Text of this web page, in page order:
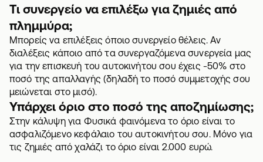
Τι συνεργείο να επιλέξω για ζημιές από
πλημμύρα;
Μπορείς να επιλέξεις όποιο συνεργείο θέλεις. Αν
διαλέξεις κάποιο από τα συνεργαζόμενα συνεργεία μας
για την επισκευή του αυτοκινήτου σου έχεις -50% στο
ποσό της απαλλαγής (δηλαδή το ποσό συμμετοχής σου
μειώνεται στο μισό).
Υπάρχει όριο στο ποσό της αποζημίωσης;
Στην κάλυψη για Φυσικά φαινόμενα το όριο είναι το
ασφαλιζόμενο κεφάλαιο του αυτοκινήτου σου. Μόνο για
τις ζημιές από χαλάζι το όριο είναι 2.000 ευρώ.